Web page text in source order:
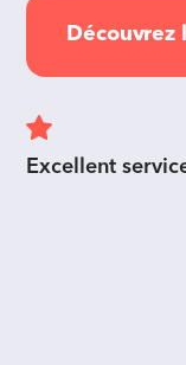
Découvrez
Excellent